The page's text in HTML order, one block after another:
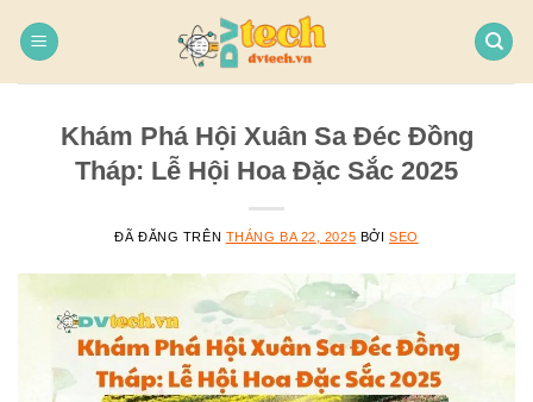
đến
Khám Phá Hội Xuân Sa Đéc Đồng
Tháp: Lễ Hội Hoa Đặc Sắc 2025
ĐÃ ĐĂNG TRÊN THÁNG BA 22, 2025 BỞI SEO